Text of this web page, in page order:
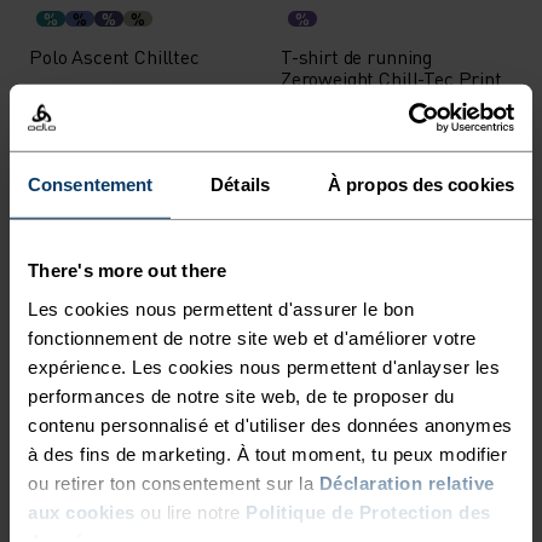
Consentement Détails À propos des cookies
There's more out there
Les cookies nous permettent d'assurer le bon
fonctionnement de notre site web et d'améliorer votre
expérience. Les cookies nous permettent d'anlayser les
performances de notre site web, de te proposer du
contenu personnalisé et d'utiliser des données anonymes
à des fins de marketing. À tout moment, tu peux modifier
ou retirer ton consentement sur la Déclaration relative
aux cookies ou lire notre Politique de Protection des
% % % %
Polo Ascent Chilltec
48,95 €
%
T-shirt de running
Zeroweight Chill-Tec Print
-30 %
% % %
T-shirt de cyclisme
Essential demi-zip
48,95 €69,95 €
-30 %
%
34,95 €49,95 €
% %
T-shirt There's More
Mérinos 160
55,95 €79,95 €
%
Débardeur de cyclisme
Zeroweight Sleeveless
62,95 €89,95 €